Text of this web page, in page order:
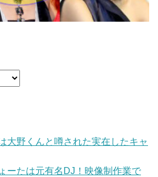
大野くんと噂された実在したキャ
ーたは元有名DJ！映像制作業で